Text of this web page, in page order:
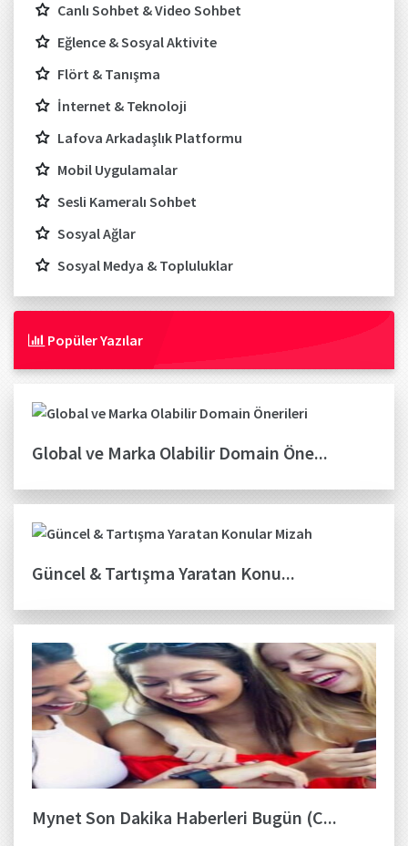
Canlı Sohbet & Video Sohbet
Eğlence & Sosyal Aktivite
Flört & Tanışma
İnternet & Teknoloji
Lafova Arkadaşlık Platformu
Mobil Uygulamalar
Sesli Kameralı Sohbet
Sosyal Ağlar
Sosyal Medya & Topluluklar
Popüler Yazılar
Global ve Marka Olabilir Domain Öne...
Güncel & Tartışma Yaratan Konu...
Mynet Son Dakika Haberleri Bugün (C...